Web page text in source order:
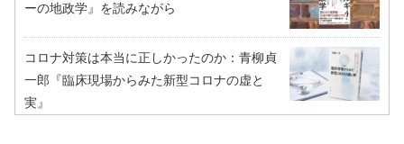
ーの地政学』を読みながら
コロナ対策は本当に正しかったのか：青柳貞
一郎『臨床現場からみた新型コロナの虚と
実』